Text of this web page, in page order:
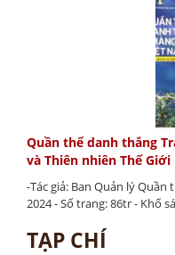
Quần thể danh thắng
và Thiên nhiên Thế Giới
-Tác giả: Ban Quản lý Quần
2024 - Số trang: 86tr - Khổ
TẠP CHÍ